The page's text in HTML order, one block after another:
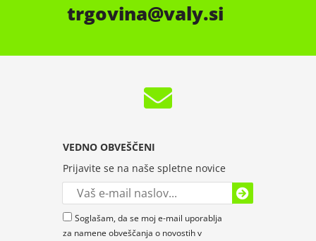
trgovina valy.si
VEDNO OBVEŠČENI
Prijavite se na naše spletne novice
Soglašam, da se moj e-mail uporablja
za namene obveščanja o novostih v